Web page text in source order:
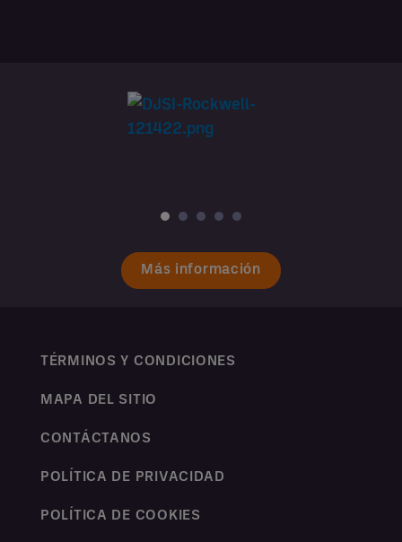
Más información
TÉRMINOS Y CONDICIONES
MAPA DEL SITIO
CONTÁCTANOS
POLÍTICA DE PRIVACIDAD
POLÍTICA DE COOKIES